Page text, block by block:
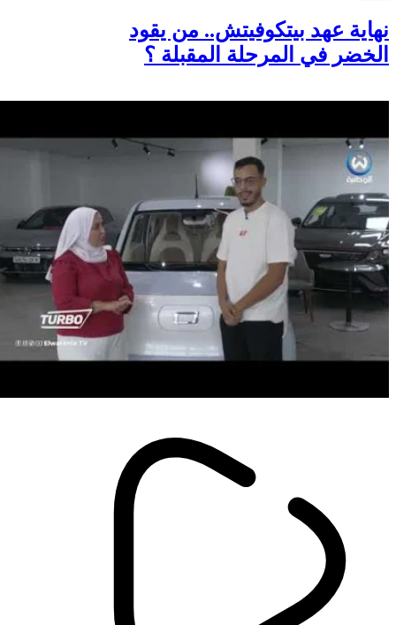
نهاية عهد بيتكوفيتش.. من يقود
الخضر في المرحلة المقبلة ؟